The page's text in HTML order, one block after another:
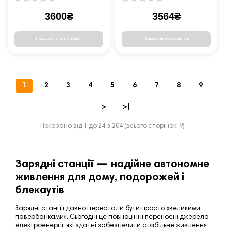
3600₴
Повідомити коли з'явиться
3564₴
Повідомити коли з'явиться
1 2 3 4 5 6 7 8 9
> >|
Показано від 1 до 24 з 204 (всього сторінок: 9)
Зарядні станції — надійне автономне
живлення для дому, подорожей і
блекаутів
Зарядні станції давно перестали бути просто «великими
павербанками». Сьогодні це повноцінні переносні джерела
електроенергії, які здатні забезпечити стабільне живлення